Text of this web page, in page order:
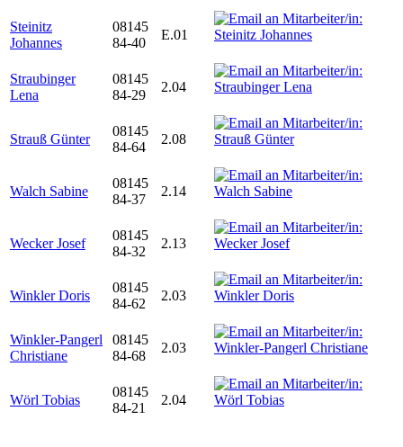
Steinitz
Johannes
08145
84-40
E.01
Straubinger
Lena
08145
84-29
2.04
Strauß Günter
08145
84-64
2.08
Walch Sabine
08145
84-37
2.14
Wecker Josef
08145
84-32
2.13
Winkler Doris
08145
84-62
2.03
Winkler-Pangerl
Christiane
08145
84-68
2.03
Wörl Tobias
08145
84-21
2.04